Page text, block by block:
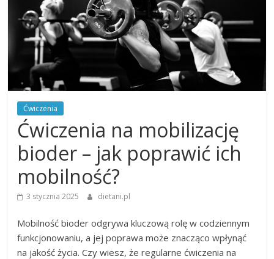
Ćwiczenia
Ćwiczenia na mobilizację
bioder – jak poprawić ich
mobilność?
3 stycznia 2025 dietani.pl
Mobilność bioder odgrywa kluczową rolę w codziennym
funkcjonowaniu, a jej poprawa może znacząco wpłynąć
na jakość życia. Czy wiesz, że regularne ćwiczenia na